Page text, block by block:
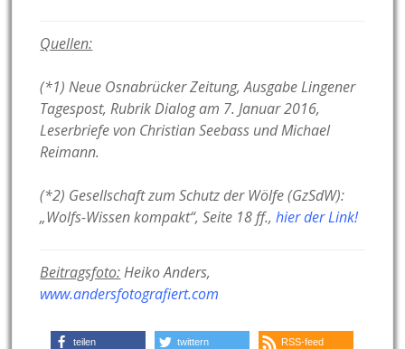
Quellen:
(*1) Neue Osnabrücker Zeitung, Ausgabe Lingener
Tagespost, Rubrik Dialog am 7. Januar 2016,
Leserbriefe von Christian Seebass und Michael
Reimann.
(*2) Gesellschaft zum Schutz der Wölfe (GzSdW):
„Wolfs-Wissen kompakt“, Seite 18 ff.,hier der Link!
Beitragsfoto:Heiko Anders,
www.andersfotografiert.com
teilen twittern RSS-feed